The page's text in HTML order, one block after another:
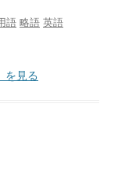
語 略語 英語
を見る